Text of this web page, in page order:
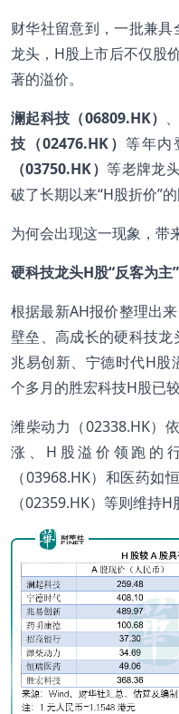
财华社留意到，一批兼
龙头，H股上市后不仅股
著的溢价。
澜起科技（06809.HK） 、
技（02476.HK）等年内
（03750.HK）等老牌龙
破了长期以来“H股折价”的
为何会出现这一现象，带
硬科技龙头H股“反客为主”
根据最新AH报价整理出
壁垒、高成长的硬科技龙
兆易创新、宁德时代H股
个多月的胜宏科技H股已
潍柴动力（02338.HK）
涨、H股溢价领跑的
（03968.HK）和医药如
（02359.HK）等则维持H